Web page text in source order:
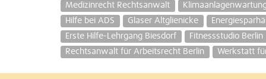
Medizinrecht Rechtsanwalt
Hilfe bei ADS
Glaser Altglienicke
Erste Hilfe-Lehrgang Biesdorf
Fitnessstudio Berlin
Rechtsanwalt für Arbeitsrecht Berlin
Werkstatt